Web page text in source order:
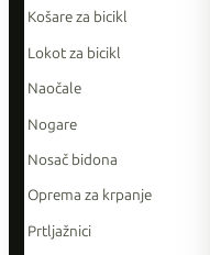
Košare za bicikl
Lokot za bicikl
Naočale
Nogare
Nosač bidona
Oprema za krpanje
Prtljažnici